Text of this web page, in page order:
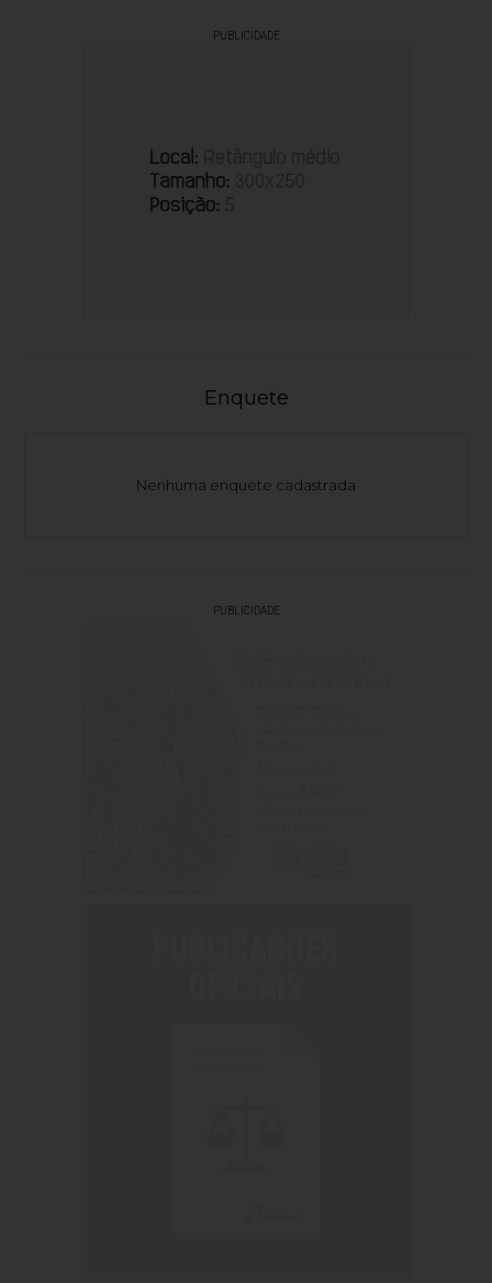
PUBLICIDADE
Enquete
Nenhuma enquete cadastrada
PUBLICIDADE